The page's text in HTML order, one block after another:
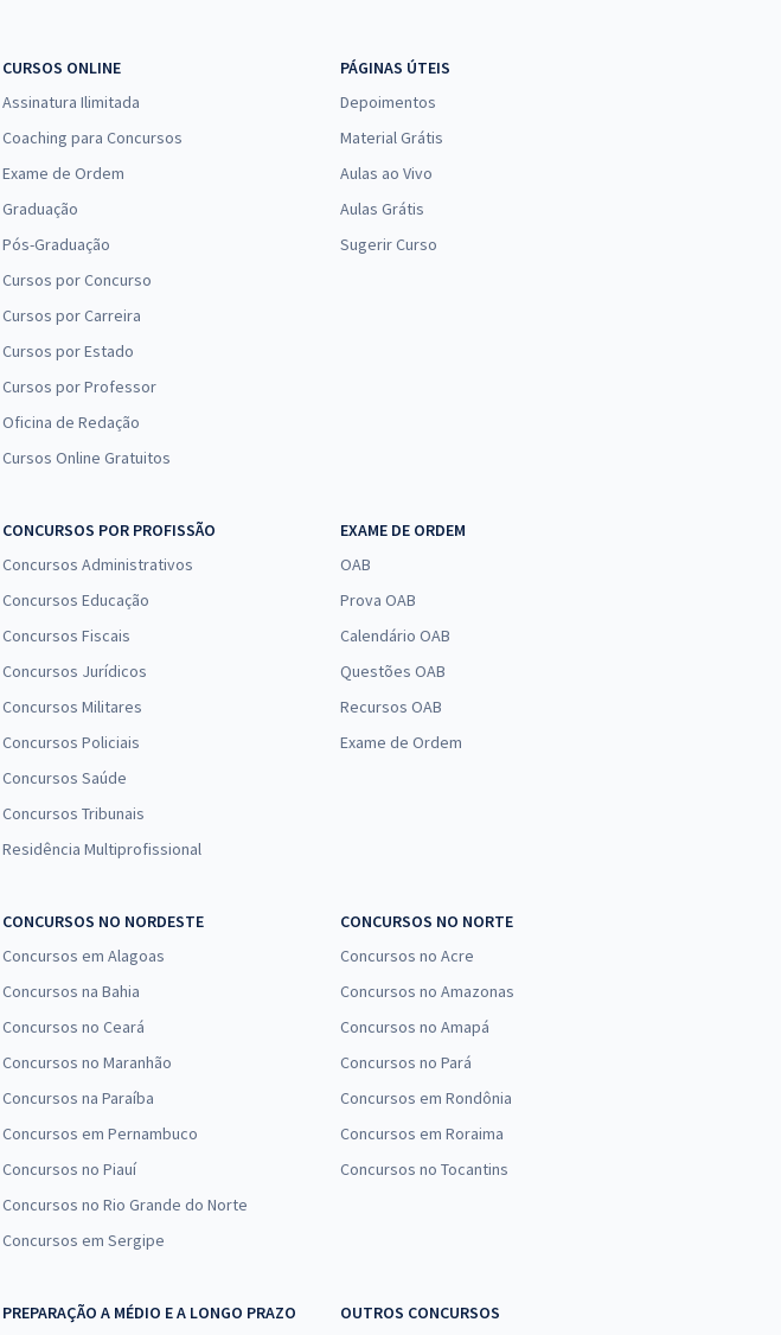
CURSOS ONLINE
Assinatura Ilimitada
Coaching para Concursos
Exame de Ordem
Graduação
Pós-Graduação
Cursos por Concurso
Cursos por Carreira
Cursos por Estado
Cursos por Professor
Oficina de Redação
Cursos Online Gratuitos
PÁGINAS ÚTEIS
Depoimentos
Material Grátis
Aulas ao Vivo
Aulas Grátis
Sugerir Curso
CONCURSOS POR PROFISSÃO
Concursos Administrativos
Concursos Educação
Concursos Fiscais
Concursos Jurídicos
Concursos Militares
Concursos Policiais
Concursos Saúde
Concursos Tribunais
Residência Multiprofissional
EXAME DE ORDEM
OAB
Prova OAB
Calendário OAB
Questões OAB
Recursos OAB
Exame de Ordem
CONCURSOS NO NORDESTE
Concursos em Alagoas
Concursos na Bahia
Concursos no Ceará
Concursos no Maranhão
Concursos na Paraíba
Concursos em Pernambuco
Concursos no Piauí
Concursos no Rio Grande do Norte
Concursos em Sergipe
CONCURSOS NO NORTE
Concursos no Acre
Concursos no Amazonas
Concursos no Amapá
Concursos no Pará
Concursos em Rondônia
Concursos em Roraima
Concursos no Tocantins
PREPARAÇÃO A MÉDIO E A LONGO PRAZO
OUTROS CONCURSOS